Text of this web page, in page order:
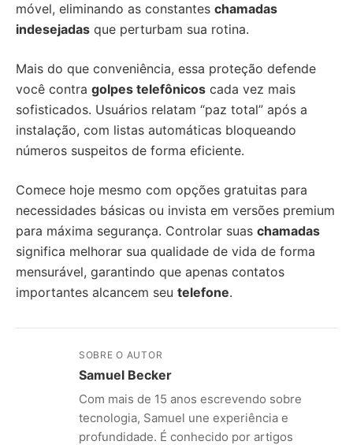
móvel, eliminando as constantes chamadas
indesejadas que perturbam sua rotina.
Mais do que conveniência, essa proteção defende
você contra golpes telefônicos cada vez mais
sofisticados. Usuários relatam “paz total” após a
instalação, com listas automáticas bloqueando
números suspeitos de forma eficiente.
Comece hoje mesmo com opções gratuitas para
necessidades básicas ou invista em versões premium
para máxima segurança. Controlar suas chamadas
significa melhorar sua qualidade de vida de forma
mensurável, garantindo que apenas contatos
importantes alcancem seu telefone.
SOBRE O AUTOR
Samuel Becker
Com mais de 15 anos escrevendo sobre
tecnologia, Samuel une experiência e
profundidade. É conhecido por artigos